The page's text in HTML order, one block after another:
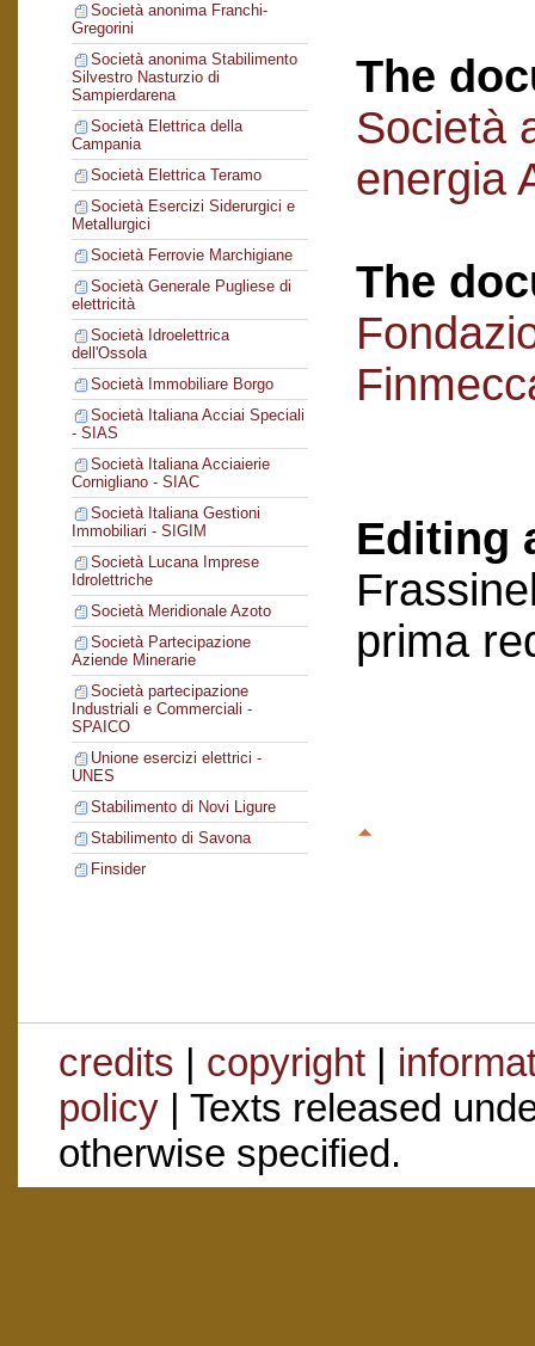
Società anonima Franchi-
Gregorini
Società anonima Stabilimento
Silvestro Nasturzio di
Sampierdarena
Società Elettrica della
Campania
Società Elettrica Teramo
Società Esercizi Siderurgici e
Metallurgici
Società Ferrovie Marchigiane
Società Generale Pugliese di
elettricità
Società Idroelettrica
dell'Ossola
Società Immobiliare Borgo
Società Italiana Acciai Speciali
- SIAS
Società Italiana Acciaierie
Cornigliano - SIAC
Società Italiana Gestioni
Immobiliari - SIGIM
Società Lucana Imprese
Idrolettriche
Società Meridionale Azoto
Società Partecipazione
Aziende Minerarie
Società partecipazione
Industriali e Commerciali -
SPAICO
Unione esercizi elettrici -
UNES
Stabilimento di Novi Ligure
Stabilimento di Savona
Finsider
The
Società
energia
The
Editing
prima
credits | copyright|
policy| Texts released
otherwise specified.